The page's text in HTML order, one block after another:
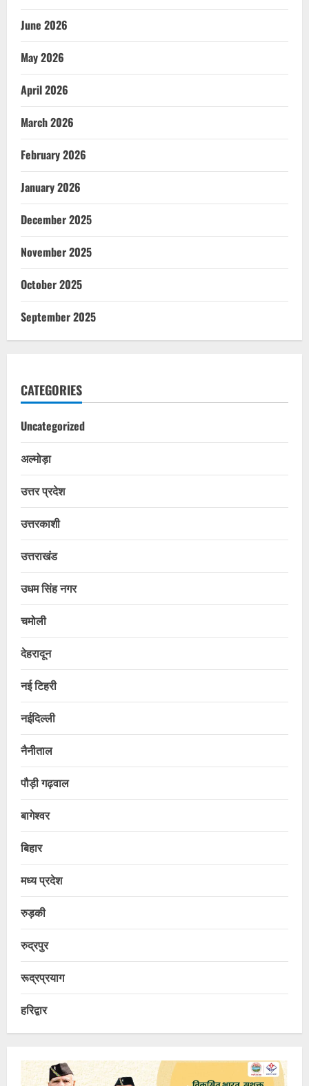
June 2026
May 2026
April 2026
March 2026
February 2026
January 2026
December 2025
November 2025
October 2025
September 2025
CATEGORIES
Uncategorized
अल्मोड़ा
उत्तर प्रदेश
उत्तरकाशी
उत्तराखंड
उधम सिंह नगर
चमोली
देहरादून
नई टिहरी
नईदिल्ली
नैनीताल
पौड़ी गढ़वाल
बागेश्वर
बिहार
मध्य प्रदेश
रुड़की
रुद्रपुर
रूद्रप्रयाग
हरिद्वार